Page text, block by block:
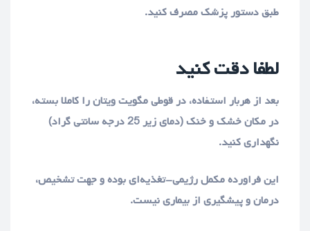
طبق دستور پزشک مصرف کنید.
لطفا دقت کنید
بعد از هربار استفاده، در قوطی مگویت ویتان را کاملا بسته،
در مکان خشک و خنک (دمای زیر 25 درجه سانتی گراد)
نگهداری کنید.
این فراورده مکمل رژیمی-تغذیه‌ای بوده و جهت تشخیص،
درمان و پیشگیری از بیماری نیست.